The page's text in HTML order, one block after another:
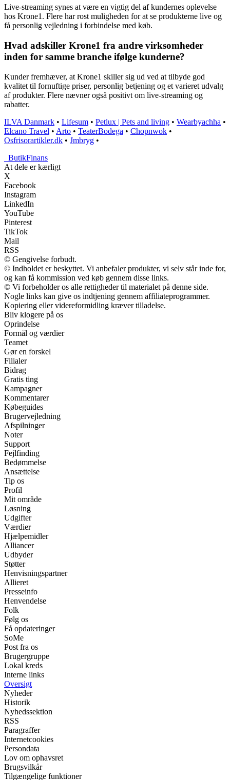
Live-streaming synes at være en vigtig del af kundernes oplevelse
hos Krone1. Flere har rost muligheden for at se produkterne live og
få personlig vejledning i forbindelse med køb.
Hvad adskiller Krone1 fra andre virksomheder
inden for samme branche ifølge kunderne?
Kunder fremhæver, at Krone1 skiller sig ud ved at tilbyde god
kvalitet til fornuftige priser, personlig betjening og et varieret udvalg
af produkter. Flere nævner også positivt om live-streaming og
rabatter.
ILVA Danmark • Lifesum • Petlux | Pets and living • Wearbyachha •
Elcano Travel • Arto • TeaterBodega • Chopnwok •
Osfrisorartikler.dk • Jmbryg •
ButikFinans
At dele er kærligt
X
Facebook
Instagram
LinkedIn
YouTube
Pinterest
TikTok
Mail
RSS
© Gengivelse forbudt.
© Indholdet er beskyttet. Vi anbefaler produkter, vi selv står inde for,
og kan få kommission ved køb gennem disse links.
© Vi forbeholder os alle rettigheder til materialet på denne side.
Nogle links kan give os indtjening gennem affiliateprogrammer.
Kopiering eller videreformidling kræver tilladelse.
Bliv klogere på os
Oprindelse
Formål og værdier
Teamet
Gør en forskel
Filialer
Bidrag
Gratis ting
Kampagner
Kommentarer
Købeguides
Brugervejledning
Afspilninger
Noter
Support
Fejlfinding
Bedømmelse
Ansættelse
Tip os
Profil
Mit område
Løsning
Udgifter
Værdier
Hjælpemidler
Alliancer
Udbyder
Støtter
Henvisningspartner
Allieret
Presseinfo
Henvendelse
Folk
Følg os
Få opdateringer
SoMe
Post fra os
Brugergruppe
Lokal kreds
Interne links
Oversigt
Nyheder
Historik
Nyhedssektion
RSS
Paragraffer
Internetcookies
Persondata
Lov om ophavsret
Brugsvilkår
Tilgængelige funktioner